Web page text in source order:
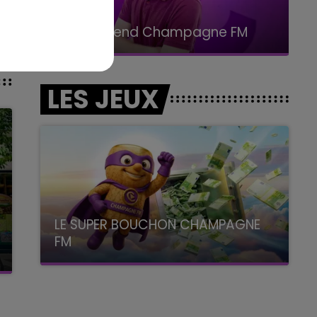
Le week-end Champagne FM
LES JEUX
LE SUPER BOUCHON CHAMPAGNE
FM
avec La Famille Champagne FM, à 8H10